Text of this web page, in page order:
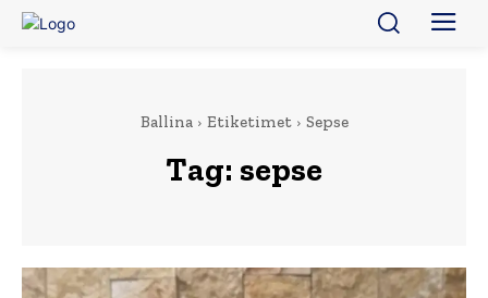
Ballina Etiketimet Sepse
Tag: sepse